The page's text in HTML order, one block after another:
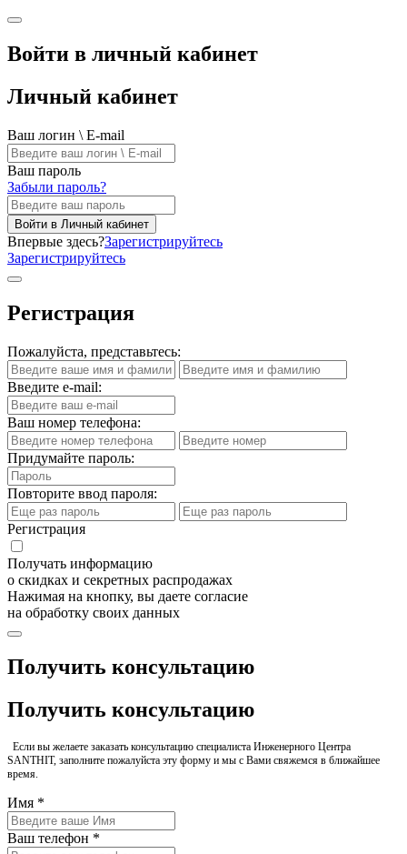
Войти в личный кабинет
Личный кабинет
Ваш логин \ E-mail
Ваш пароль
Забыли пароль?
Войти в Личный кабинет
Впервые здесь?Зарегистрируйтесь
Зарегистрируйтесь
Регистрация
Пожалуйста, представьтесь:
Введите e-mail:
Ваш номер телефона:
Придумайте пароль:
Повторите ввод пароля:
Регистрация
Получать информацию
о скидках и секретных распродажах
Нажимая на кнопку, вы даете согласие
на обработку своих данных
Получить консультацию
Получить консультацию
Если вы желаете заказать консультацию специалиста Инженерного Центра
SANTHIT, заполните пожалуйста эту форму и мы с Вами свяжемся в ближайшее
время.
Имя *
Ваш телефон *